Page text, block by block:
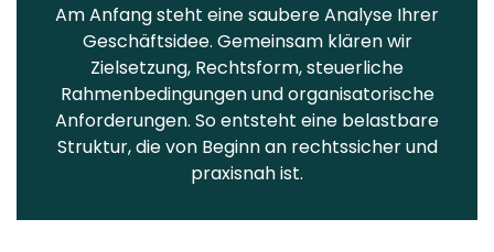
Am Anfang steht eine saubere Analyse Ihrer
Geschäftsidee. Gemeinsam klären wir
Zielsetzung, Rechtsform, steuerliche
Rahmenbedingungen und organisatorische
Anforderungen. So entsteht eine belastbare
Struktur, die von Beginn an rechtssicher und
praxisnah ist.